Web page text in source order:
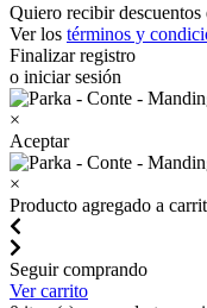
Quiero recibir
Ver los términos y
Finalizar registro
o iniciar sesión
×
Aceptar
×
Producto agregado a
Seguir comprando
Ver carrito